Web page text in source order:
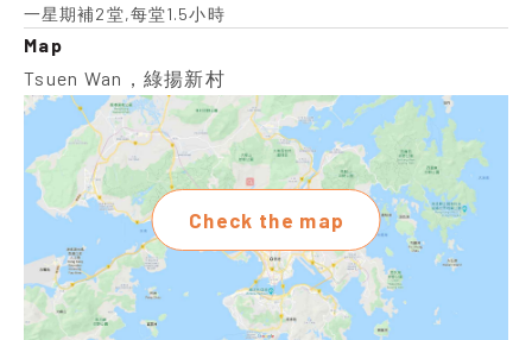
一星期補2堂,每堂1.5小時
Map
Tsuen Wan，綠揚新村
Check the map